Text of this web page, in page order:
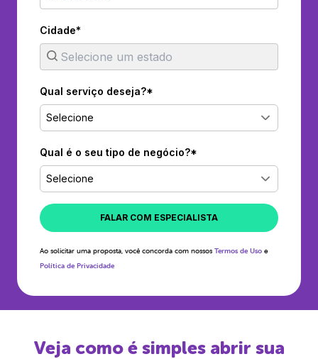
Cidade*
Qual serviço deseja?*
Selecione
Qual é o seu tipo de negócio?*
Selecione
FALAR COM ESPECIALISTA
Ao solicitar uma proposta, você concorda com nossos Termos de Uso e
Política de Privacidade
Veja como é simples abrir sua